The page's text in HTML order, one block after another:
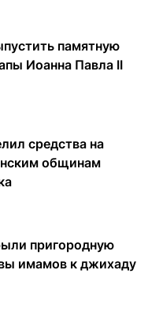
памятную
Иоанна Павла II
средства на
общинам
пригородную
имамов к джихаду